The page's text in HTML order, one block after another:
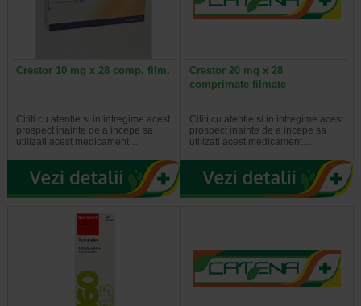
Crestor 10 mg x 28 comp. film.
Cititi cu atentie si in intregime acest
prospect inainte de a incepe sa
utilizati acest medicament…
Crestor 20 mg x 28
comprimate filmate
Cititi cu atentie si in intregime acest
prospect inainte de a incepe sa
utilizati acest medicament…